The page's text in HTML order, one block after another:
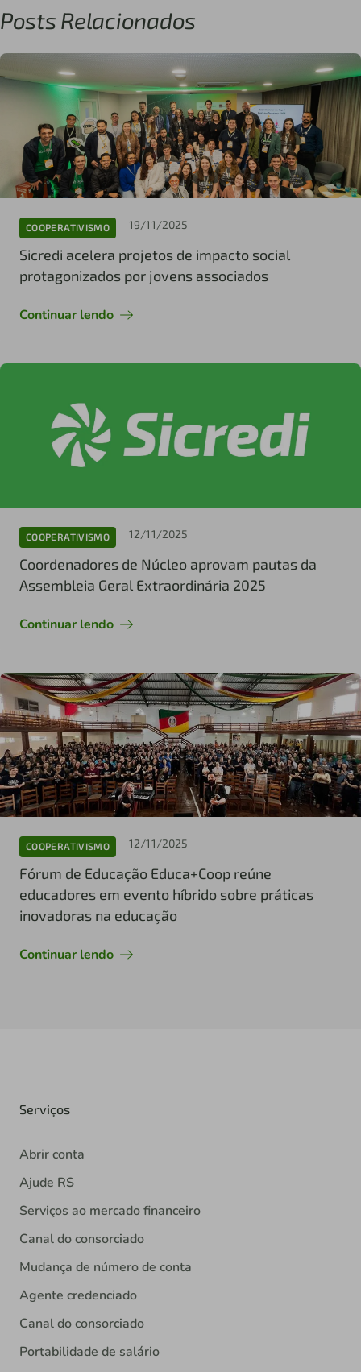
Posts Relacionados
COOPERATIVISMO 19/11/2025
Sicredi acelera projetos de impacto social
protagonizados por jovens associados
Continuar lendo
COOPERATIVISMO 12/11/2025
Coordenadores de Núcleo aprovam pautas da
Assembleia Geral Extraordinária 2025
Continuar lendo
COOPERATIVISMO 12/11/2025
Fórum de Educação Educa+Coop reúne
educadores em evento híbrido sobre práticas
inovadoras na educação
Continuar lendo
Serviços
Abrir conta
Ajude RS
Serviços ao mercado financeiro
Canal do consorciado
Mudança de número de conta
Agente credenciado
Canal do consorciado
Portabilidade de salário